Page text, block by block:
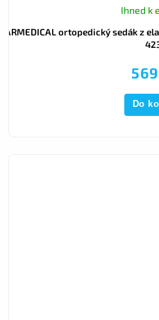
ARMEDICAL ortopedický sedák z
Ihned k
Do